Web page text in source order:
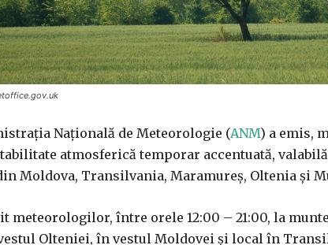
Națională de Meteorologie (ANM) a emis,
atmosferică temporar accentuată,
Moldova, Transilvania, Maramureș, Oltenia și
meteorologilor, între orele 12:00 – 21:00, la
Olteniei, în vestul Moldovei și local în